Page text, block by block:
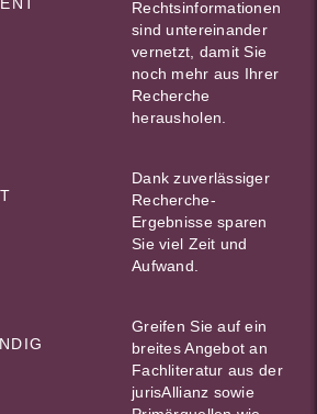
Rechtsinformationen
sind untereinander
vernetzt, damit Sie
noch mehr aus Ihrer
Recherche
herausholen.
Dank zuverlässiger
Recherche-
Ergebnisse sparen
Sie viel Zeit und
Aufwand.
Greifen Sie auf ein
breites Angebot an
Fachliteratur aus der
jurisAllianz sowie